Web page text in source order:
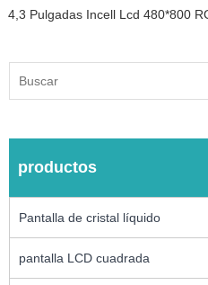
4,3 Pulgadas Incell Lcd 480*800
productos
Pantalla de cristal líquido
pantalla LCD cuadrada